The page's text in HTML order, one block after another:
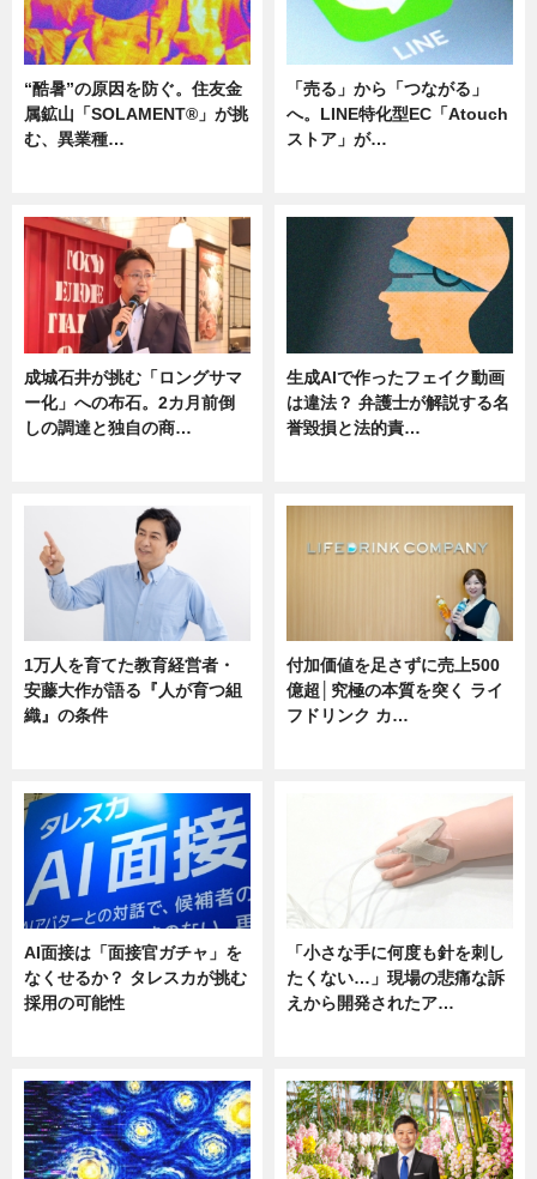
“酷暑”の原因を防ぐ。住友金
属鉱山「SOLAMENT®」が挑
む、異業種…
「売る」から「つながる」
へ。LINE特化型EC「Atouch
ストア」が…
成城石井が挑む「ロングサマ
ー化」への布石。2カ月前倒
しの調達と独自の商…
生成AIで作ったフェイク動画
は違法？ 弁護士が解説する名
誉毀損と法的責…
1万人を育てた教育経営者・
安藤大作が語る『人が育つ組
織』の条件
付加価値を足さずに売上500
億超│究極の本質を突く ライ
フドリンク カ…
AI面接は「面接官ガチャ」を
なくせるか？ タレスカが挑む
採用の可能性
「小さな手に何度も針を刺し
たくない…」現場の悲痛な訴
えから開発されたア…